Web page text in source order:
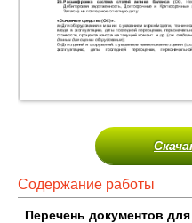
Содержание работы
Перечень документов